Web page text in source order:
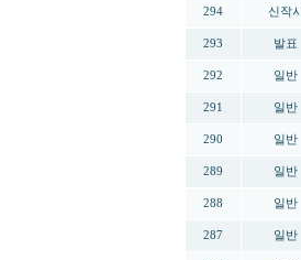
294 신작시
293 발표
292 일반
291 일반
290 일반
289 일반
288 일반
287 일반